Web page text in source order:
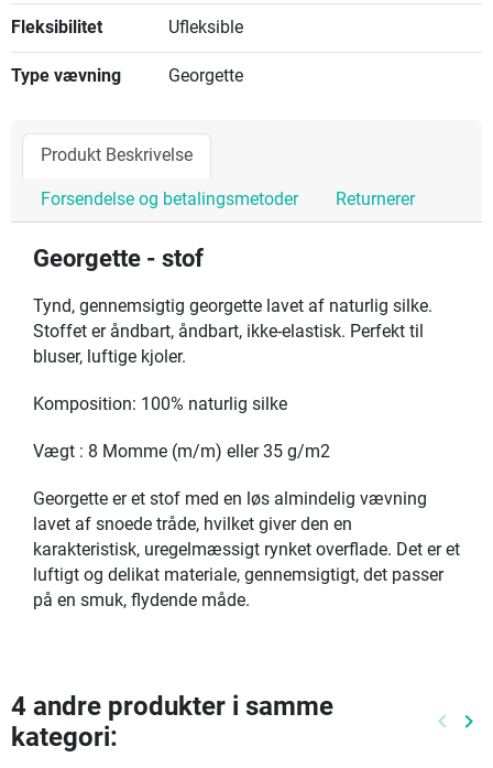
Fleksibilitet Ufleksible
Type vævning Georgette
Produkt Beskrivelse
Forsendelse og betalingsmetoder Returnerer
Georgette - stof
Tynd, gennemsigtig georgette lavet af naturlig silke.
Stoffet er åndbart, åndbart, ikke-elastisk. Perfekt til
bluser, luftige kjoler.
Komposition: 100% naturlig silke
Vægt : 8 Momme (m/m) eller 35 g/m2
Georgette er et stof med en løs almindelig vævning
lavet af snoede tråde, hvilket giver den en
karakteristisk, uregelmæssigt rynket overflade. Det er et
luftigt og delikat materiale, gennemsigtigt, det passer
på en smuk, flydende måde.
4 andre produkter i samme
kategori:
keyboard_arrow_left keyboard_arrow_right